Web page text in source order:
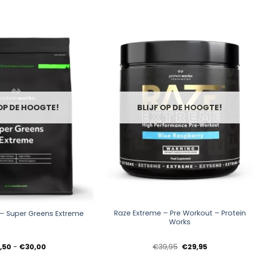
DE HOOGTE!
Super Greens Extreme
- €30,00
BLIJF OP DE HOOGTE!
Raze Extreme – Pre Workout – Protein
Works
€39,95 Oorspronkelijke
€29,95Huidige